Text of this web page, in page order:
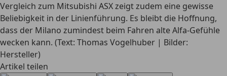
Vergleich zum Mitsubishi ASX zeigt zudem eine gewisse
Beliebigkeit in der Linienführung. Es bleibt die Hoffnung,
dass der Milano zumindest beim Fahren alte Alfa-Gefühle
wecken kann. (Text: Thomas Vogelhuber | Bilder:
Hersteller)
Artikel teilen